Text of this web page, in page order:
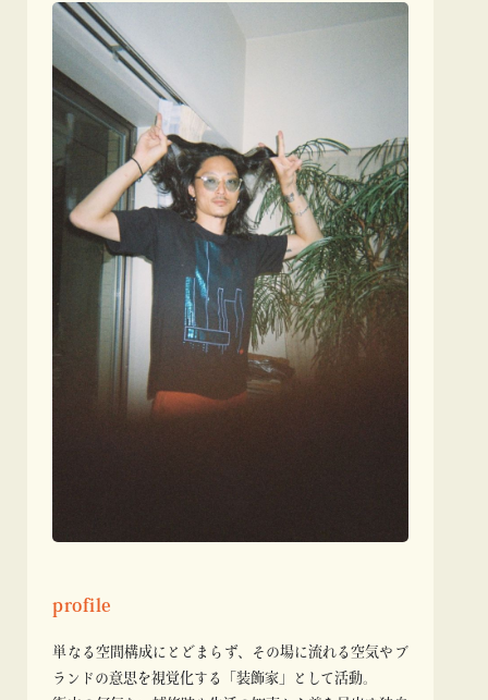
profile
単なる空間構成にとどまらず、その場に流れる空気やブ
ランドの意思を視覚化する「装飾家」として活動。